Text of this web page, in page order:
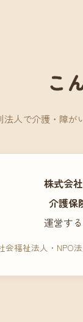
こ
法人で介護・障が
株式会
介護保
運営す
福祉法人・NPO法